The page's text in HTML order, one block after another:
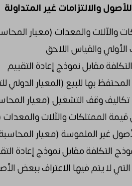
والآلات والمعدات (معيار المحاسبة
الأولي والقياس اللاحق
مقابل نموذج إعادة التقييم
بها للبيع (المعيار الدولي
وقف التشغيل (معيار
الممتلكات والآلات والمعدات
غير الملموسة (معيار المحاسبة
التكلفة مقابل نموذج إعادة
التي لا يتم فيها الاعتراف ببعض